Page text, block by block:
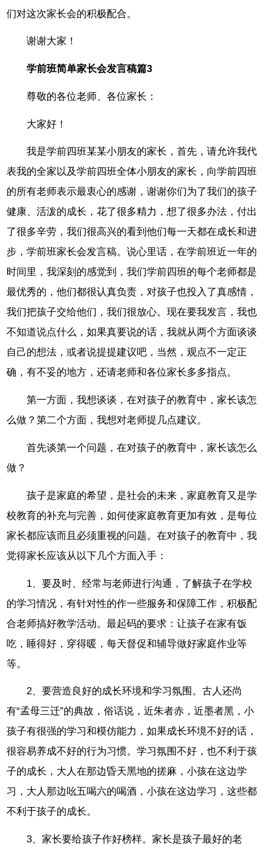
们对这次家长会的积极配合。
谢谢大家！
学前班简单家长会发言稿篇3
尊敬的各位老师、各位家长：
大家好！
我是学前四班某某小朋友的家长，首先，请允许我代
表我的全家以及学前四班全体小朋友的家长，向学前四班
的所有老师表示最衷心的感谢，谢谢你们为了我们的孩子
健康、活泼的成长，花了很多精力，想了很多办法，付出
了很多辛劳，我们很高兴的看到他们每一天都在成长和进
步，学前班家长会发言稿。说心里话，在学前班近一年的
时间里，我深刻的感觉到，我们学前四班的每个老师都是
最优秀的，他们都很认真负责，对孩子也投入了真感情，
我们把孩子交给他们，我们很放心。现在要我发言，我也
不知道说点什么，如果真要说的话，我就从两个方面谈谈
自己的想法，或者说提提建议吧，当然，观点不一定正
确，有不妥的地方，还请老师和各位家长多多指点。
第一方面，我想谈谈，在对孩子的教育中，家长该怎
么做？第二个方面，我想对老师提几点建议。
首先谈第一个问题，在对孩子的教育中，家长该怎么
做？
孩子是家庭的希望，是社会的未来，家庭教育又是学
校教育的补充与完善，如何使家庭教育更加有效，是每位
家长都应该而且必须重视的问题。在对孩子的教育中，我
觉得家长应该从以下几个方面入手：
1、要及时、经常与老师进行沟通，了解孩子在学校
的学习情况，有针对性的作一些服务和保障工作，积极配
合老师搞好教学活动。最起码的要求：让孩子在家有饭
吃，睡得好，穿得暖，每天督促和辅导做好家庭作业等
等。
2、要营造良好的成长环境和学习氛围。古人还尚
有“孟母三迁”的典故，俗话说，近朱者赤，近墨者黑，小
孩子有很强的学习和模仿能力，如果成长环境不好的话，
很容易养成不好的行为习惯。学习氛围不好，也不利于孩
子的成长，大人在那边昏天黑地的搓麻，小孩在这边学
习，大人那边吆五喝六的喝酒，小孩在这边学习，这些都
不利于孩子的成长。
3、家长要给孩子作好榜样。家长是孩子最好的老